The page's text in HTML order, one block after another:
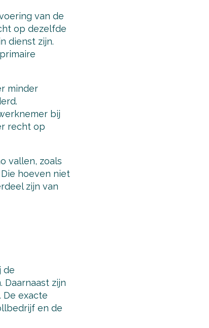
van de
op dezelfde
dienst zijn.
minder
bij
recht op
vallen, zoals
hoeven niet
zijn van
de
zijn
exacte
en de